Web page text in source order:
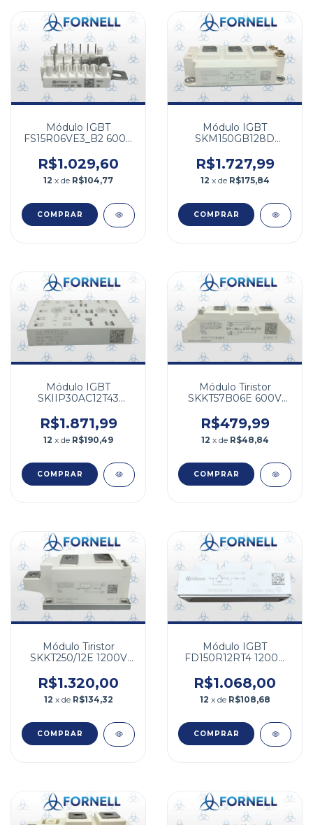
Módulo IGBT
FS15R06VE3_B2 600V
R$1.029,60
12 x de R$104,77
Módulo IGBT
SKM150GB128D
R$1.727,99
12 x de R$175,84
Módulo IGBT
SKIIP30AC12T43
R$1.871,99
12 x de R$190,49
Módulo Tiristor
SKKT57B06E 600V
R$479,99
12 x de R$48,84
Módulo Tiristor
SKKT250/12E 1200V
R$1.320,00
12 x de R$134,32
Módulo IGBT
FD150R12RT4 1200V
R$1.068,00
12 x de R$108,68